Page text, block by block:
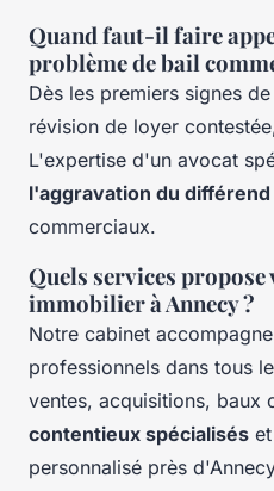
Quand faut-il faire
problème de bail
Dès les premiers signes
révision de loyer
L'expertise d'un avocat
l'aggravation du différend
commerciaux.
Quels services
immobilier à Annecy ?
Notre cabinet
professionnels dans tous
ventes, acquisitions, baux
contentieux spécialisés
personnalisé près